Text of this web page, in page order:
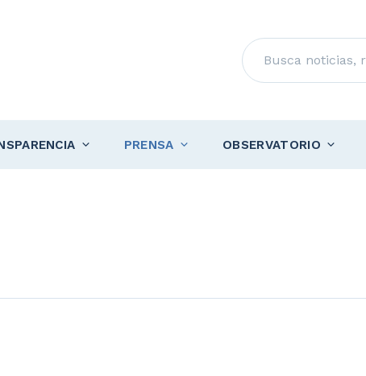
Buscar
PRENSA OBSERVATORIO